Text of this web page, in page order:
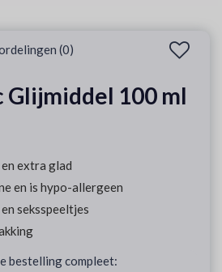
(0)
Glijmiddel 100 ml
extra glad
en is hypo-allergeen
seksspeeltjes
bestelling compleet: